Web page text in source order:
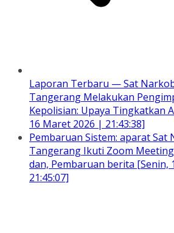
Laporan Terbaru — Sat
Tangerang Melakukan
Kepolisian: Upaya Tingkatkan
16 Maret 2026 | 21:43:38]
Pembaruan Sistem: aparat Sat
Tangerang Ikuti Zoom
dan, Pembaruan berita [Senin,
21:45:07]